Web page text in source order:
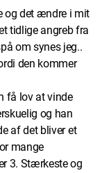
og det ændre i mit
tidlige angreb fra
om synes jeg..
den kommer
få lov at vinde
og han
af det bliver et
mange
3. Stærkeste og